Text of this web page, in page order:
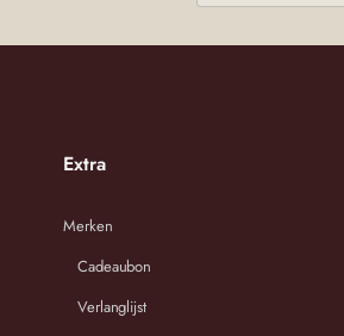
Extra
Merken
Cadeaubon
Verlanglijst